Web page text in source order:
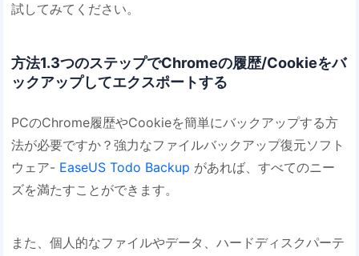
試してみてください。
方法1.3つのステップでChromeの履歴/Cookieをバ
ックアップしてエクスポートする
PCのChrome履歴やCookieを簡単にバックアップする方
法が必要ですか？強力なファイルバックアップ復元ソフト
ウェア- EaseUS Todo Backup があれば、すべてのニー
ズを満たすことができます。
また、個人的なファイルやデータ、ハードディスクパーテ